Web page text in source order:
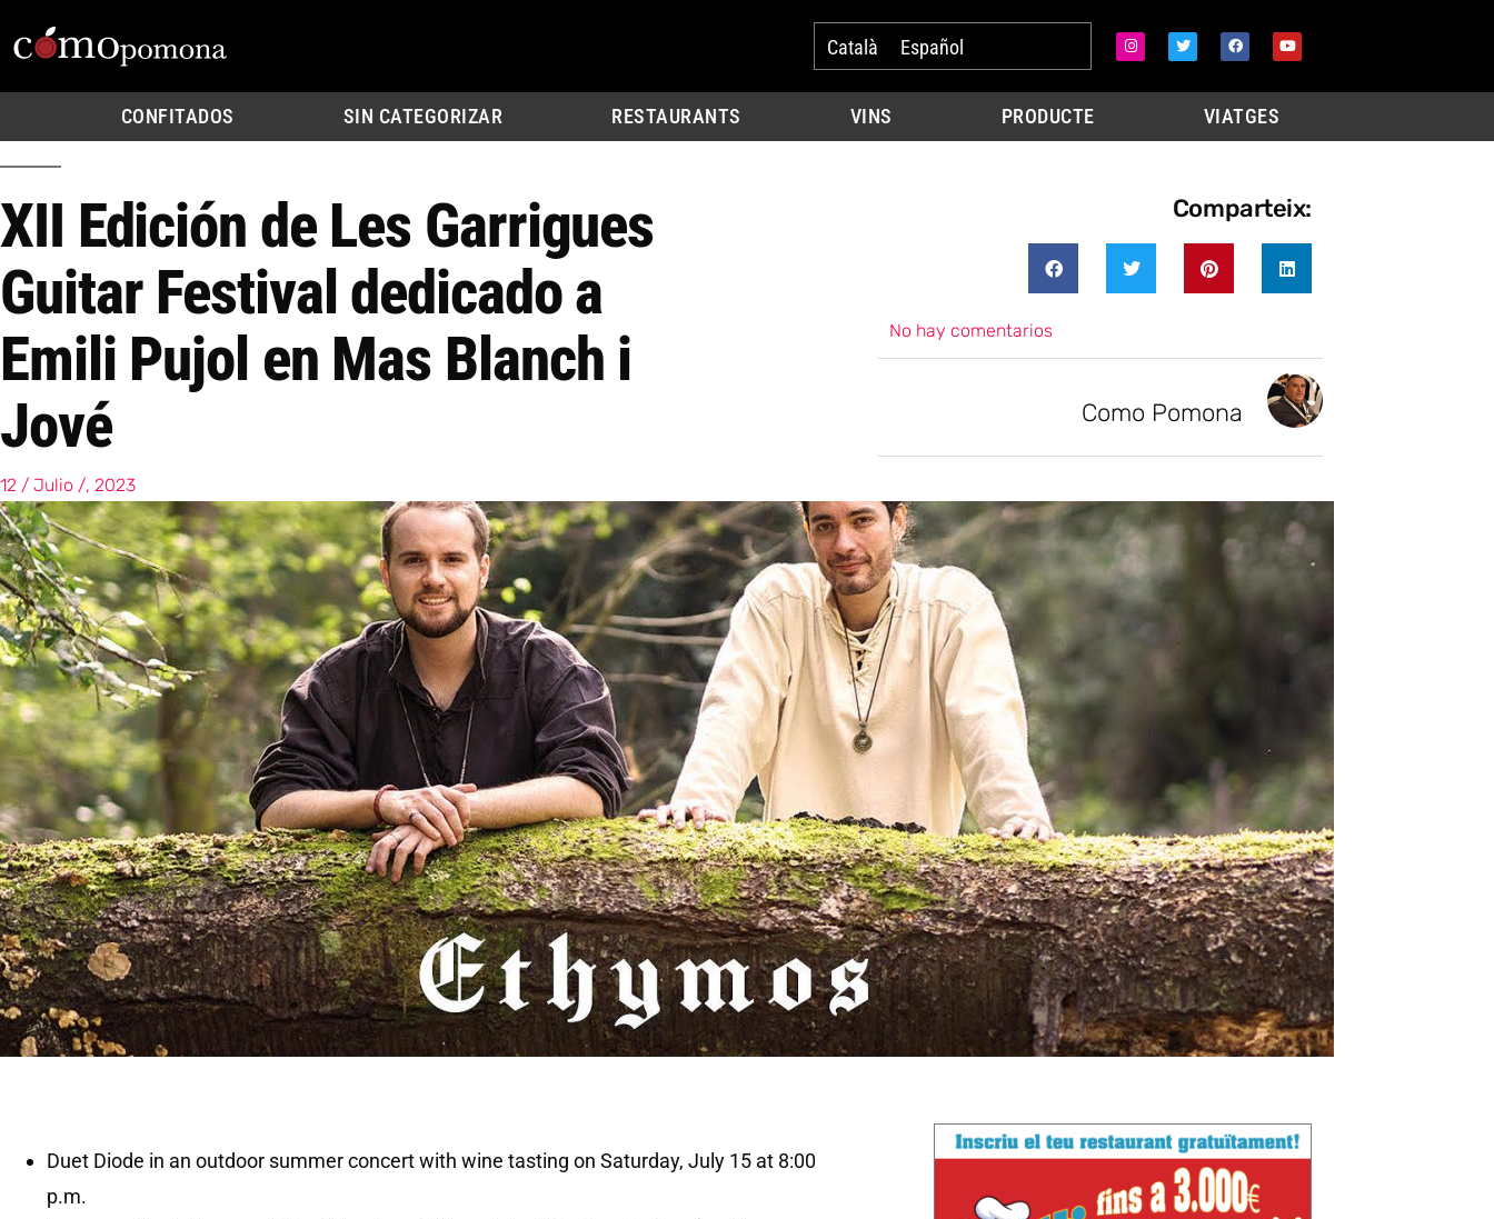
Català Español
CONFITADOS SIN CATEGORIZAR RESTAURANTS VINS PRODUCTE VIATGES
XII Edición de Les Garrigues
Guitar Festival dedicado a
Emili Pujol en Mas Blanch i
Jové
12 / Julio /, 2023
Comparteix:
No hay comentarios
Como Pomona
Duet Diode in an outdoor summer concert with wine tasting on Saturday, July 15 at 8:00
p.m.